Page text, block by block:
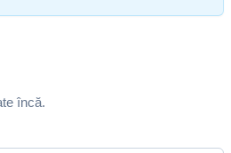
încă.